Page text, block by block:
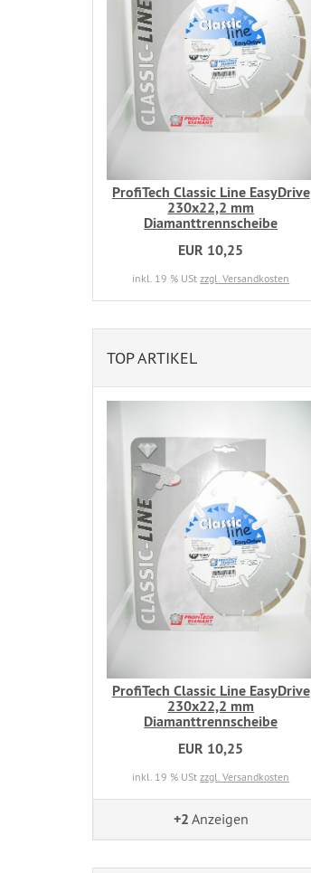
ProfiTech Classic Line EasyDrive
230x22,2 mm
Diamanttrennscheibe
EUR 10,25
inkl. 19 % UStzzgl. Versandkosten
TOP ARTIKEL
ProfiTech Classic Line EasyDrive
230x22,2 mm
Diamanttrennscheibe
EUR 10,25
inkl. 19 % UStzzgl. Versandkosten
+2 Anzeigen